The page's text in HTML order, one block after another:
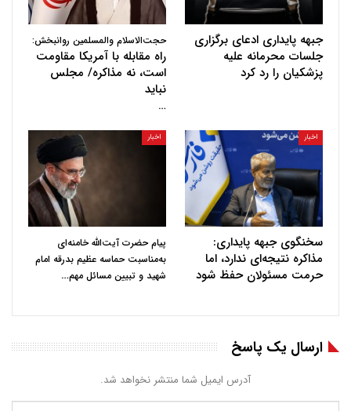
جبهه پایداری ادعای برگزاری
جلسات محرمانه علیه
پزشکیان را رد کرد
حجت‌الاسلام والمسلمین روانبخش:
راه مقابله با آمریکا مقاومت
است، نه مذاکره/ مجلس
نباید
…
اخبار
سخنگوی جبهه پایداری:
مذاکره نتیجه‌ای ندارد، اما
حرمت مسئولان حفظ شود
اخبار
پیام حضرت آیت‌الله خامنه‌ای
به‌مناسبت حماسه عظیم بدرقه امام
شهید و تبیین مسائل مهم…
ارسال یک پاسخ
آدرس ایمیل شما منتشر نخواهد شد.